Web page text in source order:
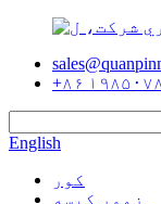
English
کور
زموږ کیسه